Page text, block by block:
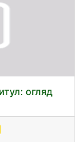
огляд